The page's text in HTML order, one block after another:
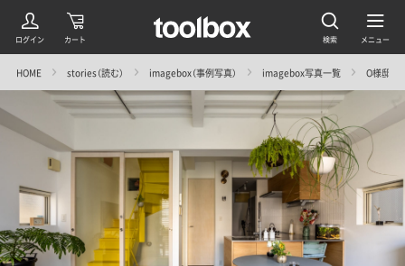
HOME stories（読む） imagebox（事例写真） imagebox写真一覧 O様邸＠